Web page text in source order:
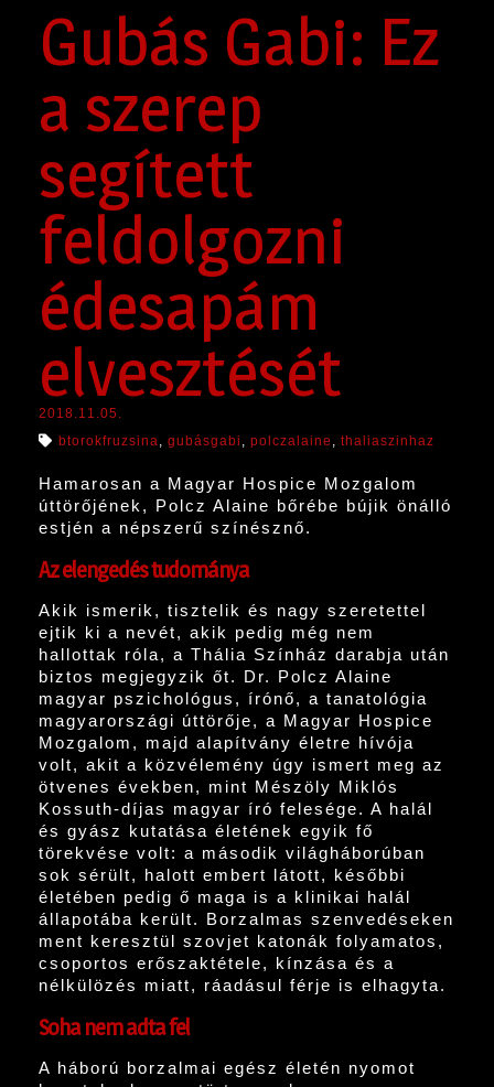
Gubás Gabi: Ez
a szerep
segített
feldolgozni
édesapám
elvesztését
2018.11.05.
btorokfruzsina, gubásgabi , polczalaine , thaliaszinhaz
Hamarosan a Magyar Hospice Mozgalom
úttörőjének, Polcz Alaine bőrébe bújik önálló
estjén a népszerű színésznő.
Az elengedés tudománya
Akik ismerik, tisztelik és nagy szeretettel
ejtik ki a nevét, akik pedig még nem
hallottak róla, a Thália Színház darabja után
biztos megjegyzik őt. Dr. Polcz Alaine
magyar pszichológus, írónő, a tanatológia
magyarországi úttörője, a Magyar Hospice
Mozgalom, majd alapítvány életre hívója
volt, akit a közvélemény úgy ismert meg az
ötvenes években, mint Mészöly Miklós
Kossuth-díjas magyar író felesége. A halál
és gyász kutatása életének egyik fő
törekvése volt: a második világháborúban
sok sérült, halott embert látott, későbbi
életében pedig ő maga is a klinikai halál
állapotába került. Borzalmas szenvedéseken
ment keresztül szovjet katonák folyamatos,
csoportos erőszaktétele, kínzása és a
nélkülözés miatt, ráadásul férje is elhagyta.
Soha nem adta fel
A háború borzalmai egész életén nyomot